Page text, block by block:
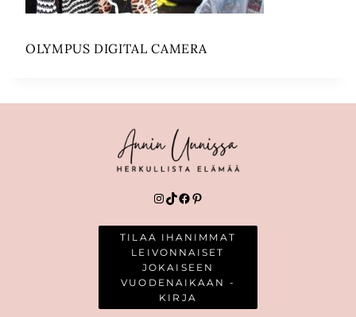
OLYMPUS DIGITAL CAMERA
Instagram
TikTok
Facebook
Pinterest
TILAA IHANIMMAT
LEIVONNAISET
JOKAISEEN
VUODENAIKAAN -
KIRJA